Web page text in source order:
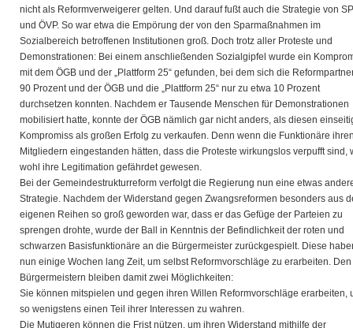
nicht als Reformverweigerer gelten. Und darauf fußt auch die Strategie von
und ÖVP. So war etwa die Empörung der von den Sparmaßnahmen im
Sozialbereich betroffenen Institutionen groß. Doch trotz aller Proteste und
Demonstrationen: Bei einem anschließenden Sozialgipfel wurde ein
mit dem ÖGB und der „Plattform 25“ gefunden, bei dem sich die
90 Prozent und der ÖGB und die „Plattform 25“ nur zu etwa 10 Prozent
durchsetzen konnten. Nachdem er Tausende Menschen für Demonstrationen
mobilisiert hatte, konnte der ÖGB nämlich gar nicht anders, als diesen
Kompromiss als großen Erfolg zu verkaufen. Denn wenn die Funktionäre
Mitgliedern eingestanden hätten, dass die Proteste wirkungslos verpufft sind,
wohl ihre Legitimation gefährdet gewesen.
Bei der Gemeindestrukturreform verfolgt die Regierung nun eine etwas
Strategie. Nachdem der Widerstand gegen Zwangsreformen besonders aus
eigenen Reihen so groß geworden war, dass er das Gefüge der Parteien zu
sprengen drohte, wurde der Ball in Kenntnis der Befindlichkeit der roten und
schwarzen Basisfunktionäre an die Bürgermeister zurückgespielt. Diese
nun einige Wochen lang Zeit, um selbst Reformvorschläge zu erarbeiten. Den
Bürgermeistern bleiben damit zwei Möglichkeiten:
Sie können mitspielen und gegen ihren Willen Reformvorschläge erarbeiten,
so wenigstens einen Teil ihrer Interessen zu wahren.
Die Mutigeren können die Frist nützen, um ihren Widerstand mithilfe der